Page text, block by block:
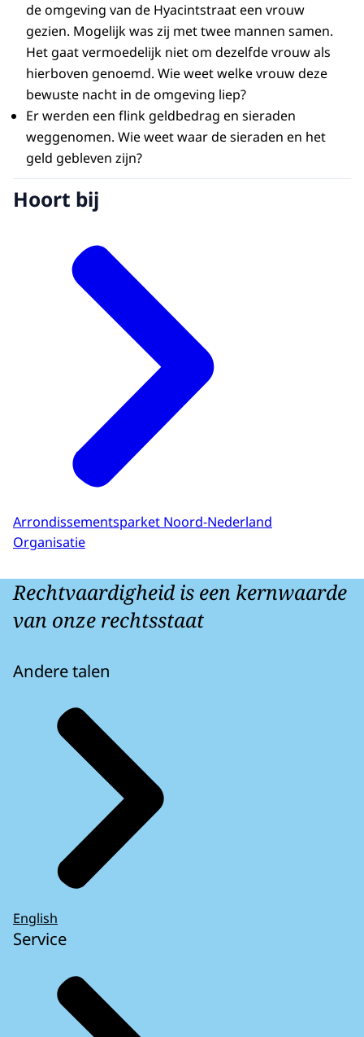
de omgeving van de Hyacintstraat een vrouw
gezien. Mogelijk was zij met twee mannen samen.
Het gaat vermoedelijk niet om dezelfde vrouw als
hierboven genoemd. Wie weet welke vrouw deze
bewuste nacht in de omgeving liep?
Er werden een flink geldbedrag en sieraden
weggenomen. Wie weet waar de sieraden en het
geld gebleven zijn?
Hoort bij
Arrondissementsparket Noord-Nederland
Organisatie
Rechtvaardigheid is een kernwaarde
van onze rechtsstaat
Andere talen
English
Service